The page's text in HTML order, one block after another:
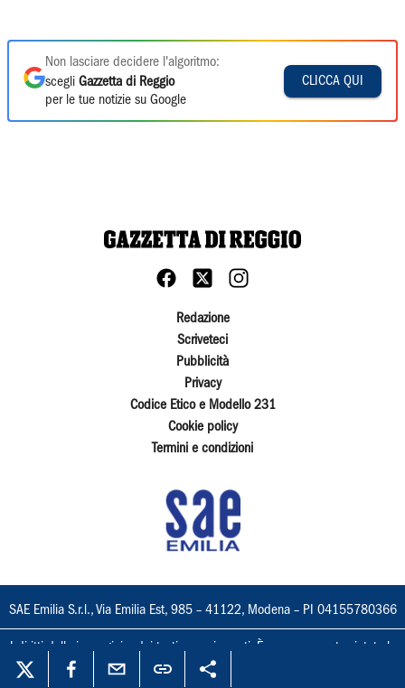
Non lasciare decidere l'algoritmo:
scegli Gazzetta di Reggio
per le tue notizie su Google
CLICCA QUI
Redazione
Scriveteci
Pubblicità
Privacy
Codice Etico e Modello 231
Cookie policy
Termini e condizioni
SAE Emilia S.r.l., Via Emilia Est, 985 – 41122, Modena – PI 04155780366
I diritti delle immagini e dei testi sono riservati. È espressamente vietata la
loro riproduzione con qualsiasi mezzo e l'adattamento totale o parziale.